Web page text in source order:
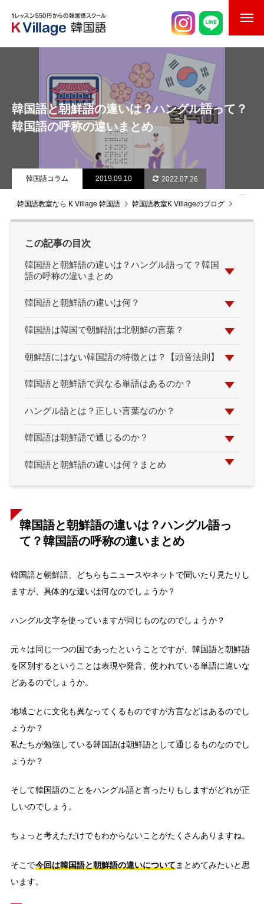
校舎案内
ご入校までの流れ
韓国語講師紹介
K Village韓国留学
韓国語と朝鮮語の違いは？ハングル語って？
韓国語の呼称の違いまとめ
韓国語コラム 2019.09.10 2022.07.26
韓国語教室なら K Village 韓国語 韓国語教室K Villageのブログ
この記事の目次
韓国語と朝鮮語の違いは？ハングル語って？韓国
語の呼称の違いまとめ
韓国語と朝鮮語の違いは何？
韓国語は韓国で朝鮮語は北朝鮮の言葉？
朝鮮語にはない韓国語の特徴とは？【頭音法則】
韓国語と朝鮮語で異なる単語はあるのか？
ハングル語とは？正しい言葉なのか？
韓国語は朝鮮語で通じるのか？
韓国語と朝鮮語の違いは何？まとめ
韓国語と朝鮮語の違いは？ハングル語っ
て？韓国語の呼称の違いまとめ
韓国語と朝鮮語、どちらもニュースやネットで聞いたり見たりし
ますが、具体的な違いは何なのでしょうか？
ハングル文字を使っていますが同じものなのでしょうか？
元々は同じ一つの国であったということですが、韓国語と朝鮮語
を区別するということは表現や発音、使われている単語に違いな
どあるのでしょうか。
地域ごとに文化も異なってくるものですが方言などはあるのでし
ょうか？
私たちが勉強している韓国語は朝鮮語として通じるものなのでし
ょうか？
そして韓国語のことをハングル語と言ったりもしますがどれが正
しいのでしょう。
ちょっと考えただけでもわからないことがたくさんありますね。
そこで今回は韓国語と朝鮮語の違いについてまとめてみたいと思
います。